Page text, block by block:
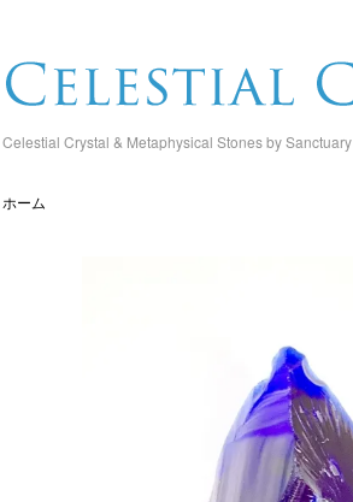
Celestial Crystal & Metaphysical Stones by Sanctuary
ホーム